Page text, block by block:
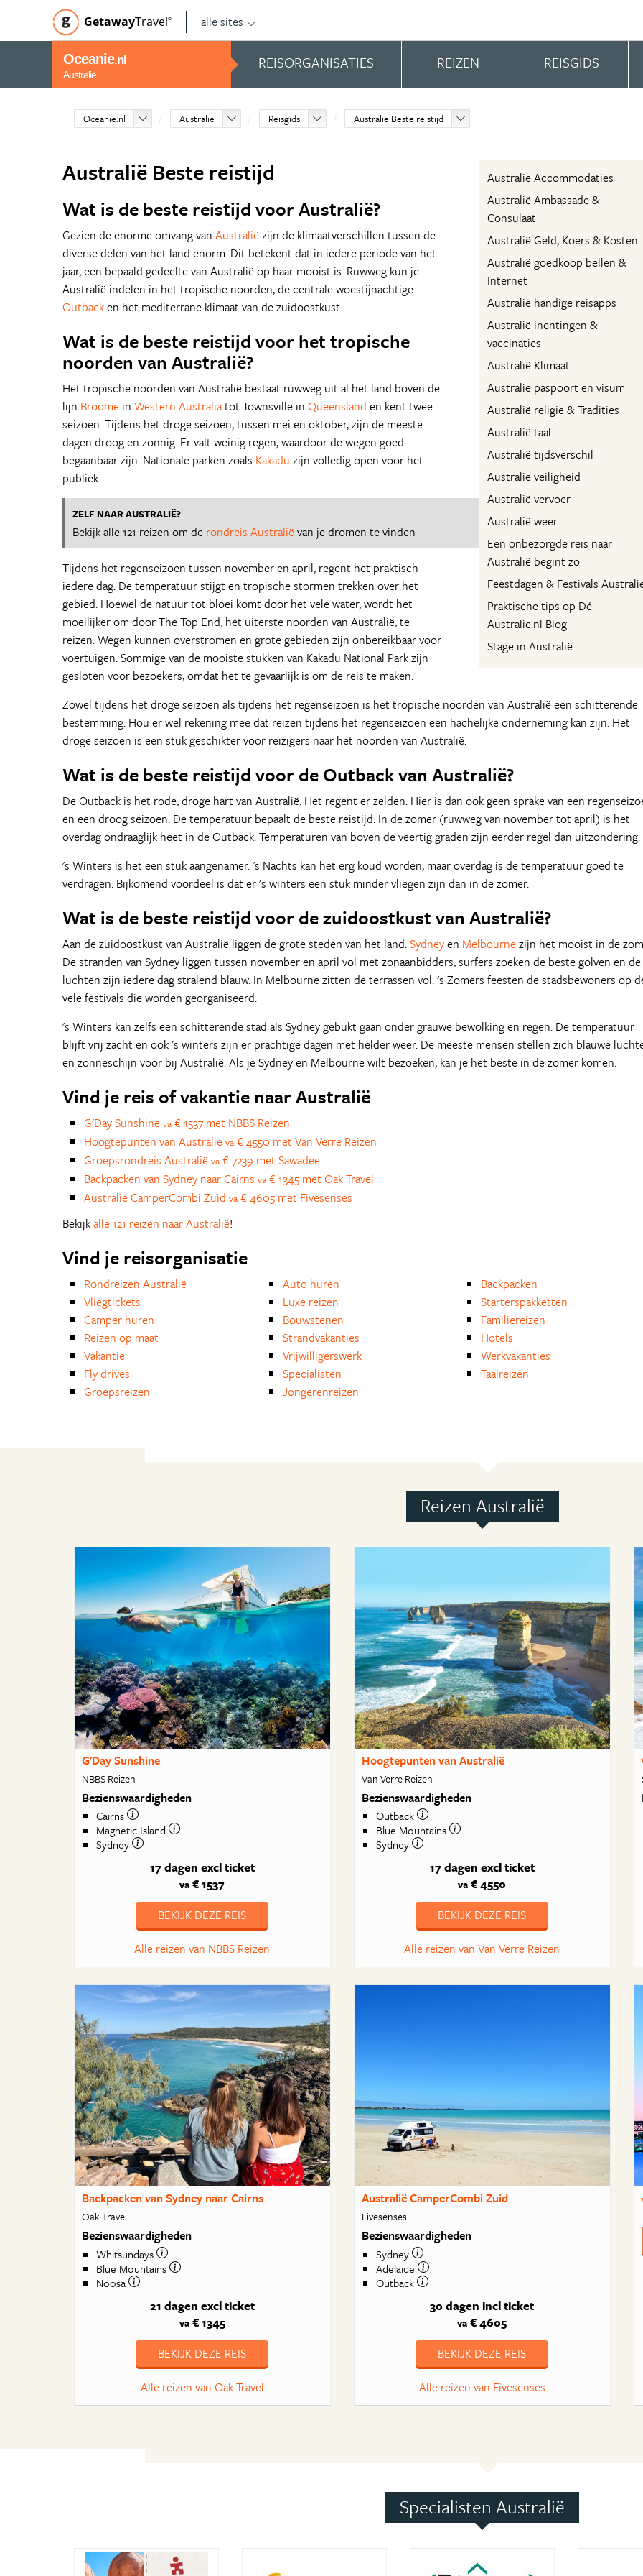
GetawayTravel© alle sites
Oceanie.nl
Australië
REISORGANISATIES REIZEN REISGIDS
Oceanie.nl Australië Reisgids Australië Beste reistijd
Australië Accommodaties
Australië Ambassade &
Consulaat
Australië Geld, Koers & Kosten
Australië goedkoop bellen &
Internet
Australië handige reisapps
Australië inentingen &
vaccinaties
Australië Klimaat
Australië paspoort en visum
Australië religie & Tradities
Australië taal
Australië tijdsverschil
Australië veiligheid
Australië vervoer
Australië weer
Een onbezorgde reis naar
Australië begint zo
Feestdagen & Festivals
Praktische tips op Dé
Australie.nl Blog
Stage in Australië
Australië Beste reistijd
Wat is de beste reistijd voor Australië?
Gezien de enorme omvang van Australiëzijn de klimaatverschillen tussen de
diverse delen van het land enorm. Dit betekent dat in iedere periode van het
jaar, een bepaald gedeelte van Australië op haar mooist is. Ruwweg kun je
Australië indelen in het tropische noorden, de centrale woestijnachtige
Outbacken het mediterrane klimaat van de zuidoostkust.
Wat is de beste reistijd voor het tropische
noorden van Australië?
Het tropische noorden van Australië bestaat ruwweg uit al het land boven de
lijn Broome in Western Australiatot Townsville in Queensland en kent twee
seizoen. Tijdens het droge seizoen, tussen mei en oktober, zijn de meeste
dagen droog en zonnig. Er valt weinig regen, waardoor de wegen goed
begaanbaar zijn. Nationale parken zoals Kakadu zijn volledig open voor het
publiek.
ZELF NAAR AUSTRALIË?
Bekijk alle 121 reizen om de rondreis Australiëvan je dromen te vinden
Tijdens het regenseizoen tussen november en april, regent het praktisch
iedere dag. De temperatuur stijgt en tropische stormen trekken over het
gebied. Hoewel de natuur tot bloei komt door het vele water, wordt het
moeilijker om door The Top End, het uiterste noorden van Australië, te
reizen. Wegen kunnen overstromen en grote gebieden zijn onbereikbaar voor
voertuigen. Sommige van de mooiste stukken van Kakadu National Park zijn
gesloten voor bezoekers, omdat het te gevaarlijk is om de reis te maken.
Zowel tijdens het droge seizoen als tijdens het regenseizoen is het tropische noorden van Australië een schitterende
bestemming. Hou er wel rekening mee dat reizen tijdens het regenseizoen een hachelijke onderneming kan zijn. Het
droge seizoen is een stuk geschikter voor reizigers naar het noorden van Australië.
Wat is de beste reistijd voor de Outback van Australië?
De Outback is het rode, droge hart van Australië. Het regent er zelden. Hier is dan ook geen sprake van een
en een droog seizoen. De temperatuur bepaalt de beste reistijd. In de zomer (ruwweg van november tot april) is het
overdag ondraaglijk heet in de Outback. Temperaturen van boven de veertig graden zijn eerder regel dan uitzondering.
's Winters is het een stuk aangenamer. 's Nachts kan het erg koud worden, maar overdag is de temperatuur goed te
verdragen. Bijkomend voordeel is dat er 's winters een stuk minder vliegen zijn dan in de zomer.
Wat is de beste reistijd voor de zuidoostkust van Australië?
Aan de zuidoostkust van Australië liggen de grote steden van het land.Sydneyen Melbournezijn het mooist in de
De stranden van Sydney liggen tussen november en april vol met zonaanbidders, surfers zoeken de beste golven en de
luchten zijn iedere dag stralend blauw. In Melbourne zitten de terrassen vol. 's Zomers feesten de stadsbewoners op
vele festivals die worden georganiseerd.
's Winters kan zelfs een schitterende stad als Sydney gebukt gaan onder grauwe bewolking en regen. De temperatuur
blijft vrij zacht en ook 's winters zijn er prachtige dagen met helder weer. De meeste mensen stellen zich blauwe
en zonneschijn voor bij Australië. Als je Sydney en Melbourne wilt bezoeken, kan je het beste in de zomer komen.
Vind je reis of vakantie naar Australië
G'Day Sunshine va € 1537 met NBBS Reizen
Hoogtepunten van Australië va € 4550 met Van Verre Reizen
Groepsrondreis Australië va € 7239 met Sawadee
Backpacken van Sydney naar Cairns va € 1345 met Oak Travel
Australië CamperCombi Zuid va € 4605 met Fivesenses
Bekijkalle 121 reizen naar Australië!
Vind je reisorganisatie
Rondreizen Australië
Vliegtickets
Camper huren
Reizen op maat
Vakantie
Fly drives
Groepsreizen
Auto huren
Luxe reizen
Bouwstenen
Strandvakanties
Vrijwilligerswerk
Specialisten
Jongerenreizen
Backpacken
Starterspakketten
Familiereizen
Hotels
Werkvakanties
Taalreizen
Reizen Australië
G'Day Sunshine
NBBS Reizen
Bezienswaardigheden
Cairns
Magnetic Island
Sydney
17 dagen excl ticket
va € 1537
BEKIJK DEZE REIS
Alle reizen van NBBS Reizen
Hoogtepunten van Australië
Van Verre Reizen
Bezienswaardigheden
Outback
Blue Mountains
Sydney
17 dagen excl ticket
va € 4550
BEKIJK DEZE REIS
Alle reizen van Van Verre Reizen
Backpacken van Sydney naar Cairns
Oak Travel
Bezienswaardigheden
Whitsundays
Blue Mountains
Noosa
21 dagen excl ticket
va€ 1345
BEKIJK DEZE REIS
Alle reizen van Oak Travel
Australië CamperCombi Zuid
Fivesenses
Bezienswaardigheden
Sydney
Adelaide
Outback
30 dagen incl ticket
va € 4605
BEKIJK DEZE REIS
Alle reizen van Fivesenses
Specialisten Australië